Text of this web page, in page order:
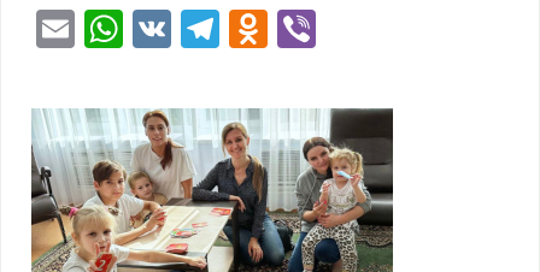
EmailWhatsApp
VK Telegram
Odnoklassniki